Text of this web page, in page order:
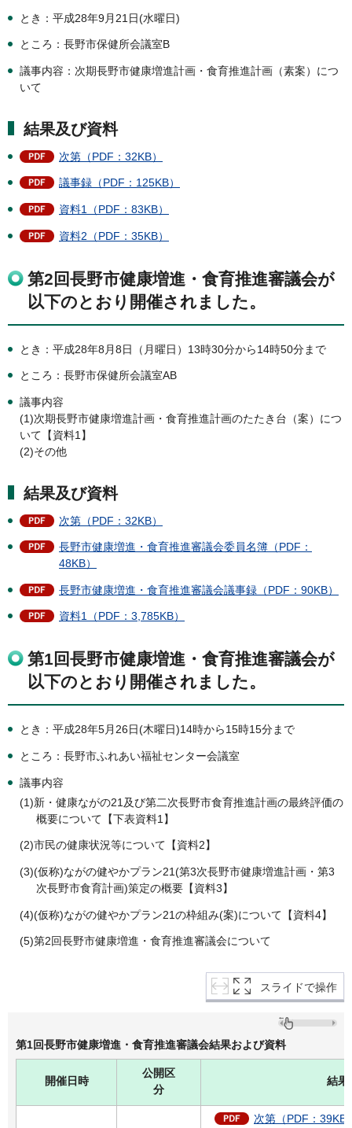
とき：平成28年9月21日(水曜日)
ところ：長野市保健所会議室B
議事内容：次期長野市健康増進計画・食育推進計画（素案）につ
いて
結果及び資料
次第（PDF：32KB）
議事録（PDF：125KB）
資料1（PDF：83KB）
資料2（PDF：35KB）
第2回長野市健康増進・食育推進審議会が
以下のとおり開催されました。
とき：平成28年8月8日（月曜日）13時30分から14時50分まで
ところ：長野市保健所会議室AB
議事内容
(1)次期長野市健康増進計画・食育推進計画のたたき台（案）につ
いて【資料1】
(2)その他
結果及び資料
次第（PDF：32KB）
長野市健康増進・食育推進審議会委員名簿（PDF：
48KB）
長野市健康増進・食育推進審議会議事録（PDF：90KB）
資料1（PDF：3,785KB）
第1回長野市健康増進・食育推進審議会が
以下のとおり開催されました。
とき：平成28年5月26日(木曜日)14時から15時15分まで
ところ：長野市ふれあい福祉センター会議室
議事内容
(1)新・健康ながの21及び第二次長野市食育推進計画の最終評価の
概要について【下表資料1】
(2)市民の健康状況等について【資料2】
(3)(仮称)ながの健やかプラン21(第3次長野市健康増進計画・第3
次長野市食育計画)策定の概要【資料3】
(4)(仮称)ながの健やかプラン21の枠組み(案)について【資料4】
(5)第2回長野市健康増進・食育推進審議会について
スライドで操作
第1回長野市健康増進・食育推進審議会結果および資料
開催日時
公開区
分
結果
次第（PDF：39KB